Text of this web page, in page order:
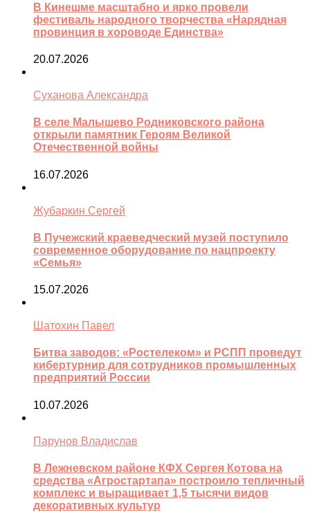
В Кинешме масштабно и ярко провели
фестиваль народного творчества «Нарядная
провинция в хороводе Единства»
20.07.2026
Суханова Александра
В селе Малышево Родниковского района
открыли памятник Героям Великой
Отечественной войны
16.07.2026
Жубаркин Сергей
В Пучежский краеведческий музей поступило
современное оборудование по нацпроекту
«Семья»
15.07.2026
Шатохин Павел
Битва заводов: «Ростелеком» и РСПП проведут
кибертурнир для сотрудников промышленных
предприятий России
10.07.2026
Парунов Владислав
В Лежневском районе КФХ Сергея Котова на
средства «Агростартапа» построило тепличный
комплекс и выращивает 1,5 тысячи видов
декоративных культур